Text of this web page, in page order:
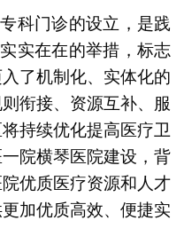
科门诊的设立，是践
实在在的举措，标志
了机制化、实体化的
衔接、资源互补、服
持续优化提高医疗卫
院横琴医院建设，背
优质医疗资源和人才
加优质高效、便捷实